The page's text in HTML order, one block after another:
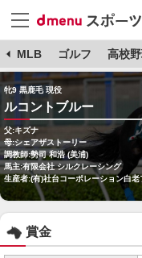
MLB ゴルフ 高校
牝9 黒鹿毛 現役
ルコントブルー
父:キズナ
母:シェアザストーリー
調教師:勢司 和浩 (美浦)
馬主:有限会社 シルクレーシング
生産者:(有)社台コーポレーション白老
賞金